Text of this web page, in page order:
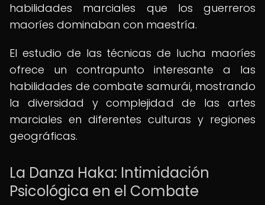
habilidades marciales que los guerreros
maoríes dominaban con maestría.
El estudio de las técnicas de lucha maoríes
ofrece un contrapunto interesante a las
habilidades de combate samurái, mostrando
la diversidad y complejidad de las artes
marciales en diferentes culturas y regiones
geográficas.
La Danza Haka: Intimidación
Psicológica en el Combate